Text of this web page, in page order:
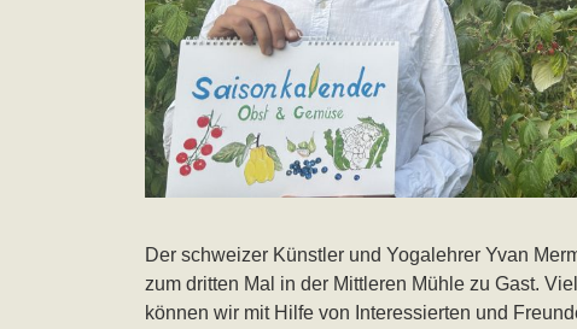
Der schweizer Künstler und Yogalehrer Yvan
zum dritten Mal in der Mittleren Mühle zu Gast.
können wir mit Hilfe von Interessierten und